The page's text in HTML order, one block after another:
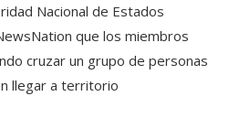
Nacional de Estados
que los miembros
cruzar un grupo de personas
llegar a territorio